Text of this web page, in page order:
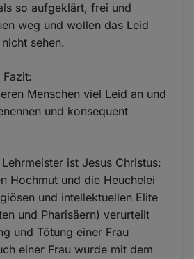
so aufgeklärt, frei und
weg und wollen das Leid
sehen.
Menschen viel Leid an und
und konsequent
ist Jesus Christus:
Hochmut und die Heuchelei
und intellektuellen Elite
und Pharisäern) verurteilt
und Tötung einer Frau
einer Frau wurde mit dem